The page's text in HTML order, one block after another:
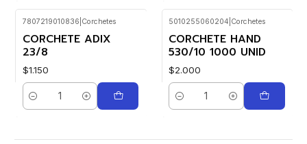
7807219010836 Corchetes
CORCHETE ADIX
23/8
$1.150
Cantidad
5010255060204 Corchetes
CORCHETE HAND
530/10 1000 UNID
$2.000
Cantidad